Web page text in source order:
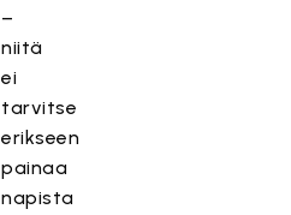
–
niitä
ei
tarvitse
erikseen
painaa
napista